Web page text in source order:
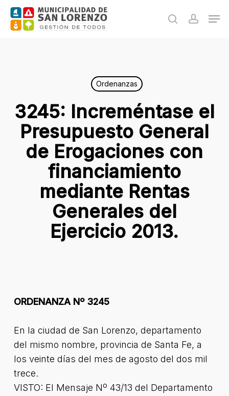
Skip
search
Ordenanzas
3245: Increméntase el
Presupuesto General
de Erogaciones con
financiamiento
mediante Rentas
Generales del
Ejercicio 2013.
ORDENANZA Nº 3245
En la ciudad de San Lorenzo, departamento
del mismo nombre, provincia de Santa Fe, a
los veinte días del mes de agosto del dos mil
trece.
VISTO: El Mensaje Nº 43/13 del Departamento